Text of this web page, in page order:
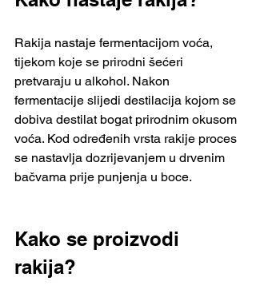
Rakija nastaje fermentacijom voća,
tijekom koje se prirodni šećeri
pretvaraju u alkohol. Nakon
fermentacije slijedi destilacija kojom se
dobiva destilat bogat prirodnim okusom
voća. Kod određenih vrsta rakije proces
se nastavlja dozrijevanjem u drvenim
bačvama prije punjenja u boce.
Kako se proizvodi
rakija?